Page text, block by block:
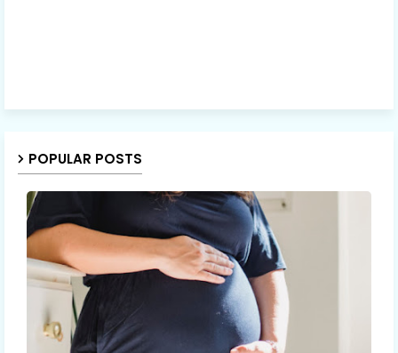
POPULAR POSTS